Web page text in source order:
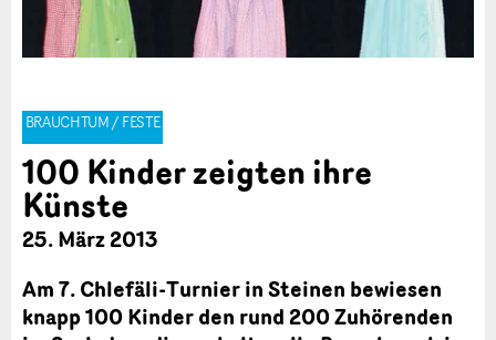
BRAUCHTUM / FESTE
100 Kinder zeigten ihre
Künste
25. März 2013
Am 7. Chlefäli-Turnier in Steinen bewiesen
knapp 100 Kinder den rund 200 Zuhörenden